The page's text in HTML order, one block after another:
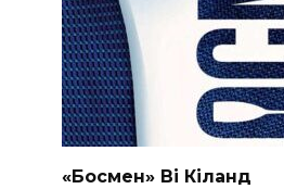
«Босмен» Ві Кіланд